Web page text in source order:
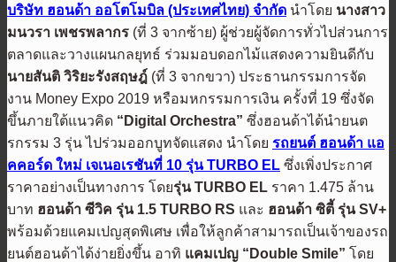
บริษัท ฮอนด้า ออโตโมบิล (ประเทศไทย) จำกัด นำโดย นางสาว
มนวรา เพชรพลากร (ที่ 3 จากซ้าย) ผู้ช่วยผู้จัดการทั่วไปส่วนการ
ตลาดและวางแผนกลยุทธ์ ร่วมมอบดอกไม้แสดงความยินดีกับ
นายสันติ วิริยะรังสฤษฎ์ (ที่ 3 จากขวา) ประธานกรรมการจัด
งาน Money Expo 2019 หรือมหกรรมการเงิน ครั้งที่ 19 ซึ่งจัด
ขึ้นภายใต้แนวคิด “Digital Orchestra” ซึ่งฮอนด้าได้นำยนต
รกรรม 3 รุ่น ไปร่วมออกบูทจัดแสดง นำโดย รถยนต์ ฮอนด้า แอ
คคอร์ด ใหม่ เจเนอเรชันที่ 10 รุ่น TURBO EL ซึ่งเพิ่งประกาศ
ราคาอย่างเป็นทางการ โดยรุ่นTURBO EL ราคา 1.475 ล้าน
บาท ฮอนด้า ซีวิค รุ่น 1.5 TURBO RS และ ฮอนด้า ซิตี้ รุ่นSV+
พร้อมด้วยแคมเปญสุดพิเศษ เพื่อให้ลูกค้าสามารถเป็นเจ้าของรถ
ยนต์ฮอนด้าได้ง่ายยิ่งขึ้น อาทิ แคมเปญ “Double Smile” โดย